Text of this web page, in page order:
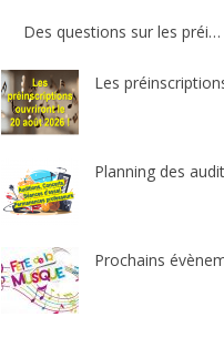
Des questions sur les préinscriptions ?